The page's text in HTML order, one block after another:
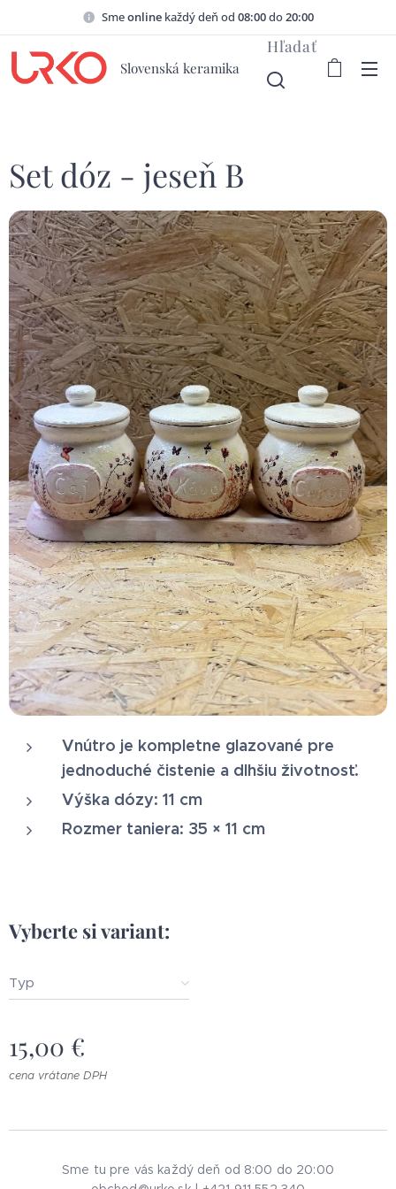
Smeonline každý deň od 08:00do20:00
Slovenská keramika
Hľadať
Set dóz - jeseň B
Vnútro je kompletne glazované pre
jednoduché čistenie a dlhšiu životnosť.
Výška dózy: 11 cm
Rozmer taniera: 35 × 11 cm
Vyberte si variant:
Typ
15,00 €
cena vrátane DPH
Sme tu pre vás každý deň od 8:00 do 20:00